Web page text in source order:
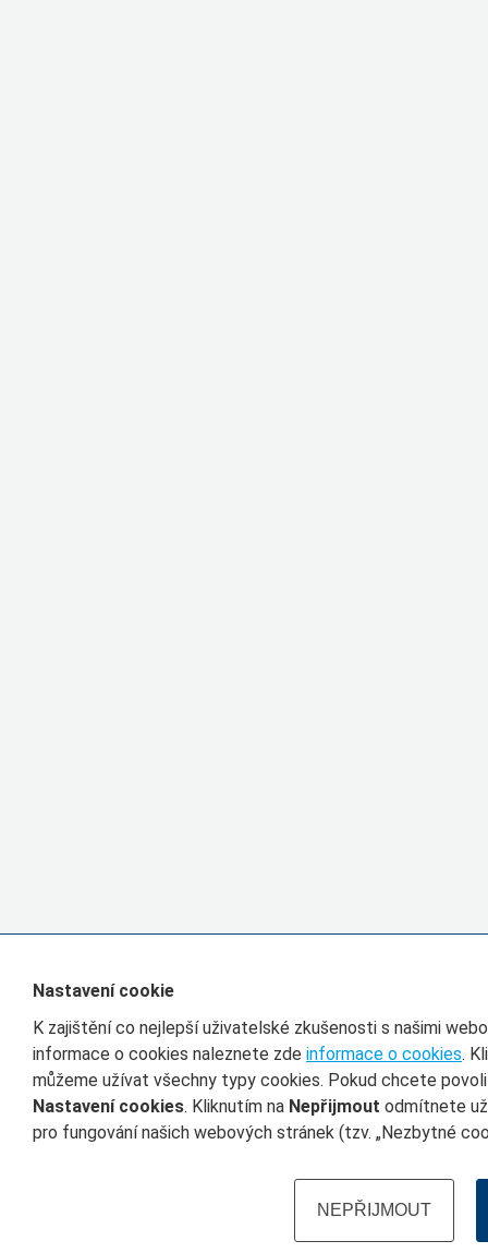
Nastavení cookie
K zajištění co nejlepší uživatelské zkušenosti s našimi
informace o cookies naleznete zde informace o cookies.
můžeme užívat všechny typy cookies. Pokud chcete
Nastavení cookies. Kliknutím na Nepřijmout odmítnete
pro fungování našich webových stránek (tzv. „Nezbytné
NEPŘIJMOUT